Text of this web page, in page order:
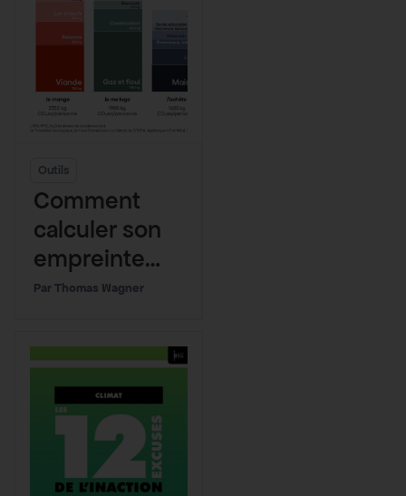
Outils
Comment
calculer son
empreinte
carbone
Thomas Wagner